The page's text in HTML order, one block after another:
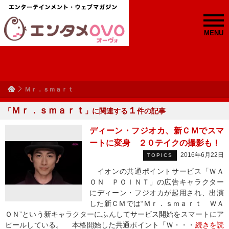
MENU
Ｍｒ．ｓｍａｒｔ
「 Ｍｒ．ｓｍａｒｔ 」に関連する １ 件の記事
ディーン・フジオカ、新ＣＭでスマ
ートに変身 ２０テイクの撮影も！
TOPICS 2016年6月22日
イオンの共通ポイントサービス「ＷＡ
ＯＮ ＰＯＩＮＴ」の広告キャラクター
にディーン・フジオカが起用され、出演
した新ＣＭでは“Ｍｒ．ｓｍａｒｔ ＷＡ
ＯＮ”という新キャラクターにふんしてサービス開始をスマートにア
ピールしている。 本格開始した共通ポイント「Ｗ・・・ 続きを読